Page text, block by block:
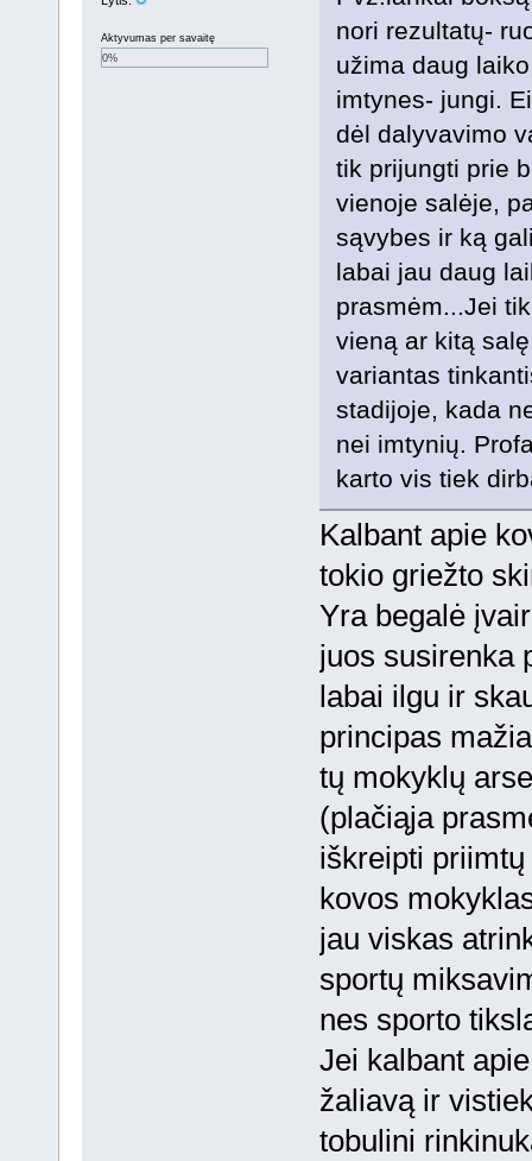
Aktyvumas per savaitę
0%
nori rezultatų-
užima daug
imtynes- jungi.
dėl dalyvavimo
tik prijungti prie
vienoje salėje,
sąvybes ir ką
labai jau daug
prasmėm...Jei
vieną ar kitą
variantas
stadijoje, kada
nei imtynių.
karto vis tiek
Kalbant apie
tokio griežto
Yra begalė
juos susirenka
labai ilgu ir
principas
tų mokyklų
(plačiąja
iškreipti
kovos
jau viskas
sportų
nes sporto
Jei kalbant
žaliavą ir
tobulini